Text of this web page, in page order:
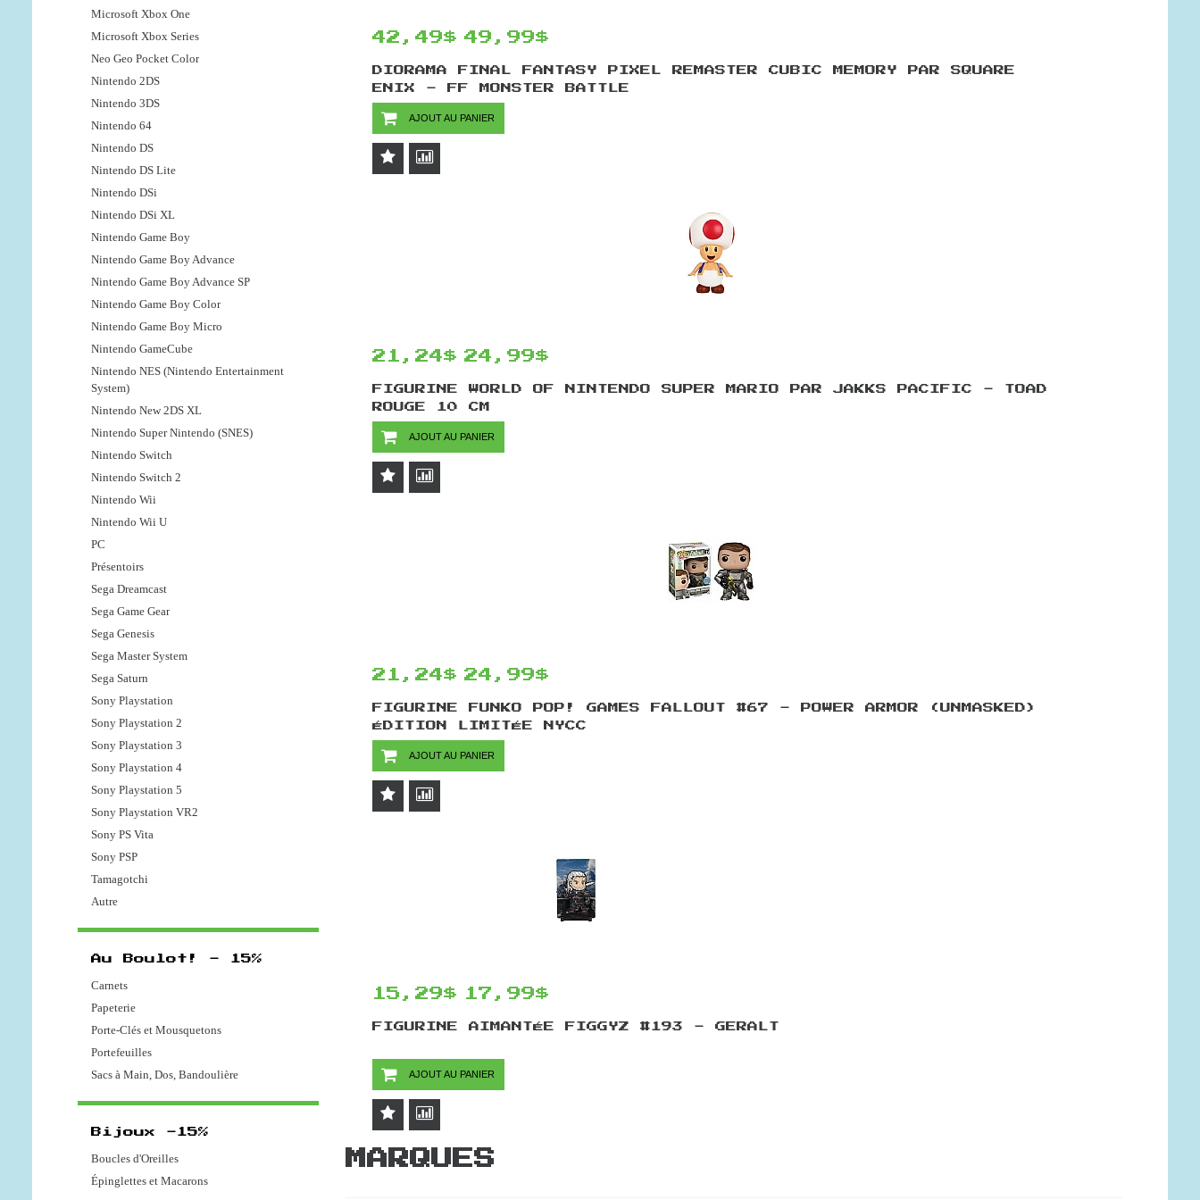
42,49$ 49,99$
DIORAMA FINAL FANTASY PIXEL REMASTER CUBIC MEMORY PAR SQUARE
ENIX - FF MONSTER BATTLE
AJOUT AU PANIER
21,24$ 24,99$
FIGURINE WORLD OF NINTENDO SUPER MARIO PAR JAKKS PACIFIC - TOAD
ROUGE 10 CM
AJOUT AU PANIER
21,24$ 24,99$
FIGURINE FUNKO POP! GAMES FALLOUT #67 - POWER ARMOR (UNMASKED)
ÉDITION LIMITÉE NYCC
AJOUT AU PANIER
15,29$ 17,99$
FIGURINE AIMANTÉE FIGGYZ #193 - GERALT
AJOUT AU PANIER
MARQUES
Microsoft Xbox One
Microsoft Xbox Series
Neo Geo Pocket Color
Nintendo 2DS
Nintendo 3DS
Nintendo 64
Nintendo DS
Nintendo DS Lite
Nintendo DSi
Nintendo DSi XL
Nintendo Game Boy
Nintendo Game Boy Advance
Nintendo Game Boy Advance SP
Nintendo Game Boy Color
Nintendo Game Boy Micro
Nintendo GameCube
Nintendo NES (Nintendo Entertainment
System)
Nintendo New 2DS XL
Nintendo Super Nintendo (SNES)
Nintendo Switch
Nintendo Switch 2
Nintendo Wii
Nintendo Wii U
PC
Présentoirs
Sega Dreamcast
Sega Game Gear
Sega Genesis
Sega Master System
Sega Saturn
Sony Playstation
Sony Playstation 2
Sony Playstation 3
Sony Playstation 4
Sony Playstation 5
Sony Playstation VR2
Sony PS Vita
Sony PSP
Tamagotchi
Autre
Au Boulot! - 15%
Carnets
Papeterie
Porte-Clés et Mousquetons
Portefeuilles
Sacs à Main, Dos, Bandoulière
Bijoux -15%
Boucles d'Oreilles
Épinglettes et Macarons